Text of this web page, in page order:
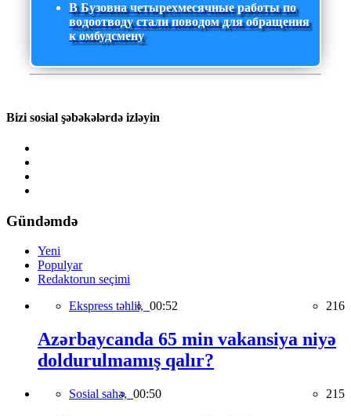
В Бузовна четырехмесячные работы по
водоотводу стали поводом для обращения
к омбудсмену
Bizi sosial şəbəkələrdə izləyin
Gündəmdə
Yeni
Populyar
Redaktorun seçimi
Ekspress təhlil, 00:52 216
Azərbaycanda 65 min vakansiya niyə
doldurulmamış qalır?
Sosial sahə, 00:50 215